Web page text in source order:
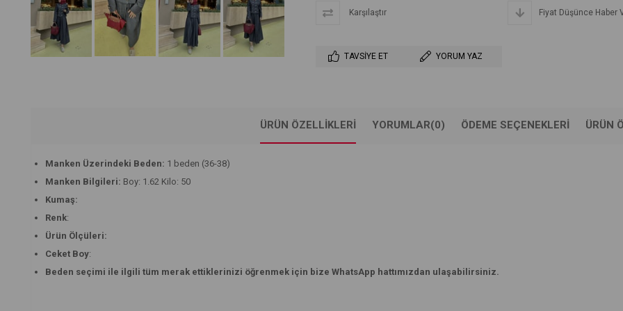
Karşılaştır Fiyat Düşünce Haber
TAVSIYE ET YORUM YAZ
ÜRÜN ÖZELLIKLERI YORUMLAR(0) ÖDEME SEÇENEKLERI ÜRÜN
Manken Üzerindeki Beden: 1 beden (36-38)
Manken Bilgileri: Boy: 1.62 Kilo: 50
Kumaş:
Renk:
Ürün Ölçüleri:
Ceket Boy:
Beden seçimi ile ilgili tüm merak ettiklerinizi öğrenmek için bize WhatsApp hattımızdan ulaşabilirsiniz.